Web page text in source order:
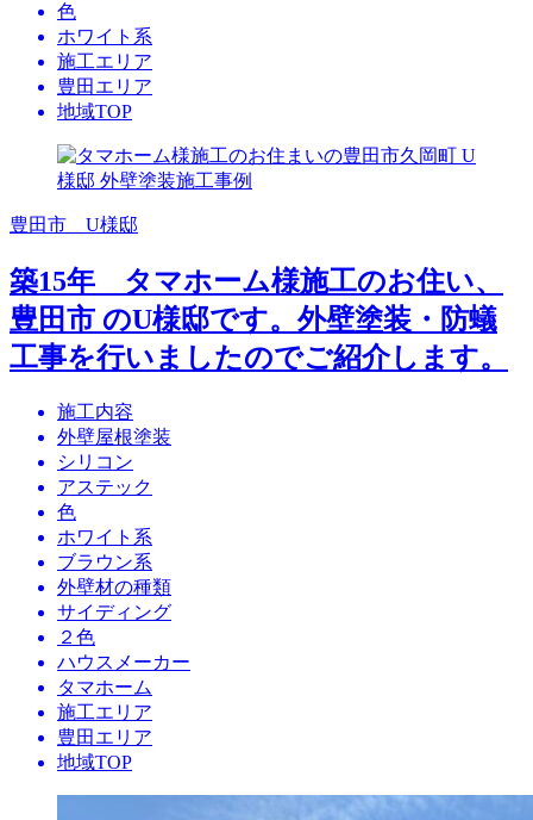
色
ホワイト系
施工エリア
豊田エリア
地域TOP
豊田市 U様邸
築15年 タマホーム様施工のお住い、
豊田市 のU様邸です。外壁塗装・防蟻
工事を行いましたのでご紹介します。
施工内容
外壁屋根塗装
シリコン
アステック
色
ホワイト系
ブラウン系
外壁材の種類
サイディング
２色
ハウスメーカー
タマホーム
施工エリア
豊田エリア
地域TOP